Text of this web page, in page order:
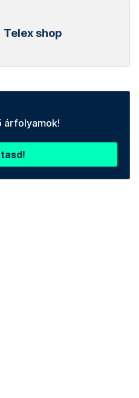
Telex shop
árfolyamok!